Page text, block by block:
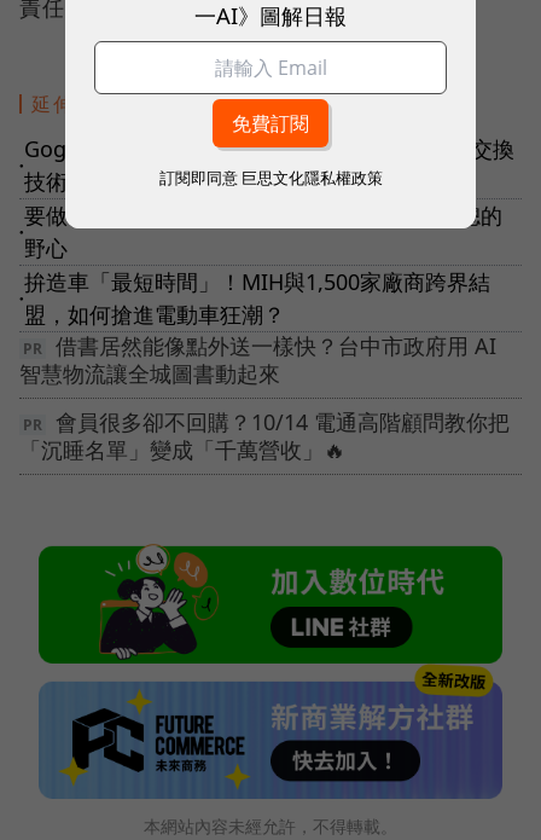
責任編輯：錢玉紘
延伸閱讀
●
Gogoro宣佈與鴻海結盟！擴張電動機車、電池交換
技術，代工巨頭將扮演什麼角色？
●
要做車、更要孵獨角獸！鴻海電動車大將鄭顯聰的
野心
●
拚造車「最短時間」！MIH與1,500家廠商跨界結
盟，如何搶進電動車狂潮？
借書居然能像點外送一樣快？台中市政府用 AI
智慧物流讓全城圖書動起來
會員很多卻不回購？10/14 電通高階顧問教你把
「沉睡名單」變成「千萬營收」🔥
本網站內容未經允許，不得轉載。
一AI》圖解日報
訂閱即同意 巨思文化隱私權政策